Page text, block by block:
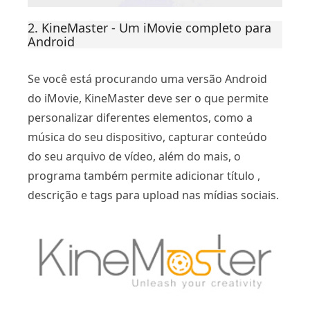
2. KineMaster - Um iMovie completo para
Android
Se você está procurando uma versão Android
do iMovie, KineMaster deve ser o que permite
personalizar diferentes elementos, como a
música do seu dispositivo, capturar conteúdo
do seu arquivo de vídeo, além do mais, o
programa também permite adicionar título ,
descrição e tags para upload nas mídias sociais.